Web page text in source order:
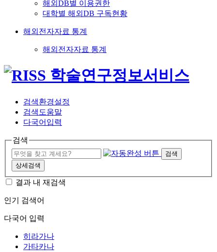
해외DB별 이용권한
대학별 해외DB 구독현황
해외전자자료 통계
해외전자자료 통계
검색환경설정
검색도움말
다국어입력
검색
검색
상세검색
결과 내 재검색
인기 검색어
다국어 입력
히라가나
가타카나